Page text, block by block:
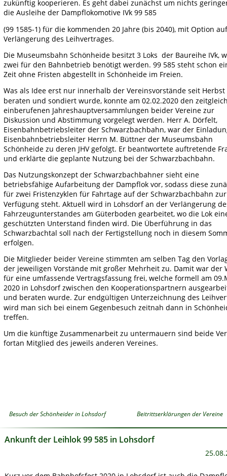
zukünftig kooperieren. Es geht dabei zunächst um nichts
die Ausleihe der Dampflokomotive IVk 99 585
(99 1585-1) für die kommenden 20 Jahre (bis 2040), mit Option
Verlängerung des Leihvertrages.
Die Museumsbahn Schönheide besitzt 3 Loks  der Baureihe IVk,
zwei für den Bahnbetrieb benötigt werden. 99 585 steht schon
Zeit ohne Fristen abgestellt in Schönheide im Freien.
Was als Idee erst nur innerhalb der Vereinsvorstände seit
beraten und sondiert wurde, konnte am 02.02.2020 den
einberufenen Jahreshauptversammlungen beider Vereine zur
Diskussion und Abstimmung vorgelegt werden. Herr A. Dörfelt,
Eisenbahnbetriebsleiter der Schwarzbachbahn, war der
Eisenbahnbetriebsleiter Herrn M. Büttner der Museumsbahn
Schönheide zu deren JHV gefolgt. Er beantwortete auftretende
und erklärte die geplante Nutzung bei der Schwarzbachbahn.
Das Nutzungskonzept der Schwarzbachbahner sieht eine
betriebsfähige Aufarbeitung der Dampflok vor, sodass diese
für zwei Fristenzyklen für Fahrtage auf der Schwarzbachbahn
Verfügung steht. Aktuell wird in Lohsdorf an der Verlängerung
Fahrzeugunterstandes am Güterboden gearbeitet, wo die Lok
geschützten Unterstand finden wird. Die Überführung in das
Schwarzbachtal soll nach der Fertigstellung noch in diesem
erfolgen.
Die Mitglieder beider Vereine stimmten am selben Tag den
der jeweiligen Vorstände mit großer Mehrheit zu. Damit war der
für eine umfassende Vertragsfassung frei, welche formell am
2020 in Lohsdorf zwischen den Kooperationspartnern
und beraten wurde. Zur endgültigen Unterzeichnung des
wird man sich bei einem Gegenbesuch zeitnah dann in
treffen.
Um die künftige Zusammenarbeit zu untermauern sind beide
fortan Mitglied des jeweils anderen Vereines.
Besuch der Schönheider in Lohsdorf Beitrittserklärungen der Vereine
Ankunft der Leihlok 99 585 in Lohsdorf